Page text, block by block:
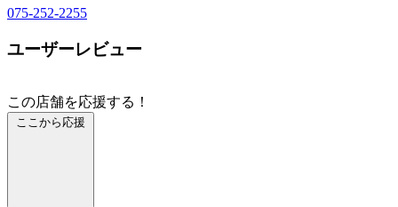
075-252-2255
ユーザーレビュー
この店舗を応援する！
ここから応援